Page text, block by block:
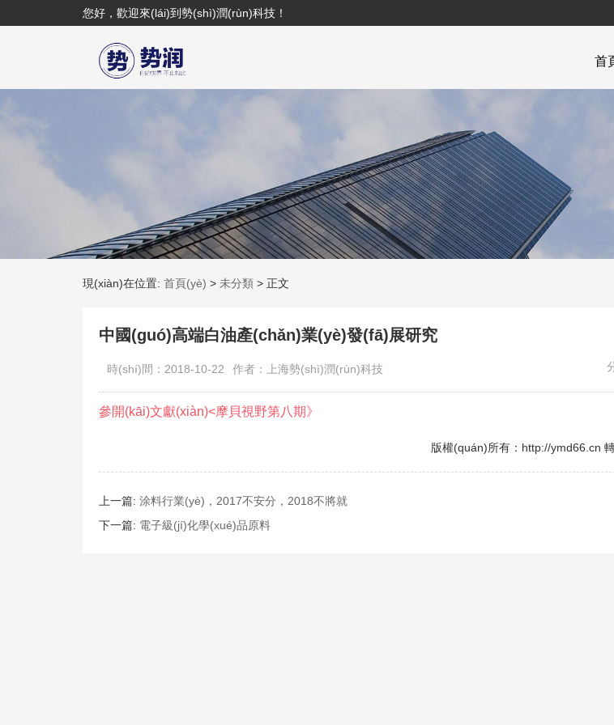
您好，歡迎來(lái)到勢(shì)潤(rùn)科技！
首
現(xiàn)在位置: 首頁(yè) > 未分類 > 正文
中國(guó)高端白油產(chǎn)業(yè)發(fā)展研究
時(shí)間：2018-10-22 作者：上海勢(shì)潤(rùn)科技
參開(kāi)文獻(xiàn)<摩貝視野第八期》
版權(quán)所有：http://ymd66.cn
上一篇: 涂料行業(yè)，2017不安分，2018不將就
下一篇: 電子級(jí)化學(xué)品原料